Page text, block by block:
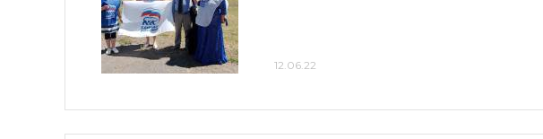
12.06.22